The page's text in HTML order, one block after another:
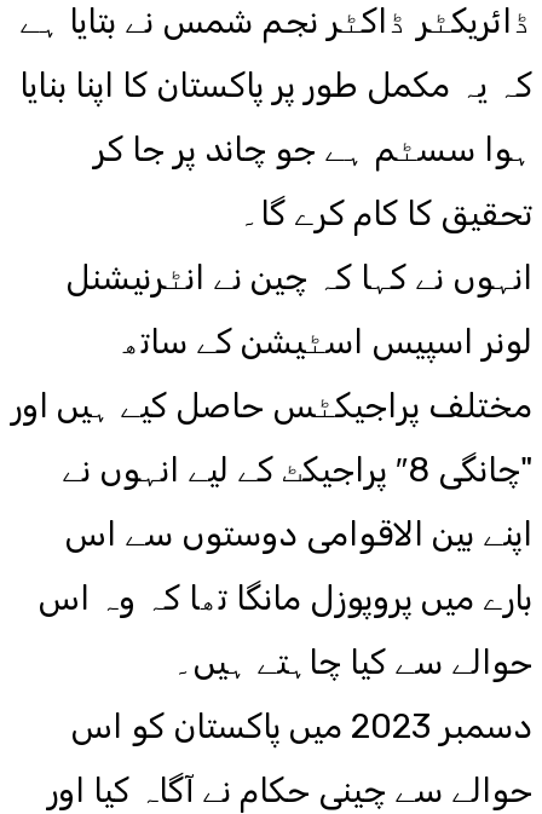
ڈائریکٹر ڈاکٹر نجم شمس نے بتایا ہے
کہ یہ مکمل طور پر پاکستان کا اپنا بنایا
ہوا سسٹم ہے جو چاند پر جا کر
تحقیق کا کام کرے گا۔
انہوں نے کہا کہ چین نے انٹرنیشنل
لونر اسپیس اسٹیشن کے ساتھ
مختلف پراجیکٹس حاصل کیے ہیں اور
"چانگی 8″ پراجیکٹ کے لیے انہوں نے
اپنے بین الاقوامی دوستوں سے اس
بارے میں پروپوزل مانگا تھا کہ وہ اس
حوالے سے کیا چاہتے ہیں۔
دسمبر 2023 میں پاکستان کو اس
حوالے سے چینی حکام نے آگاہ کیا اور